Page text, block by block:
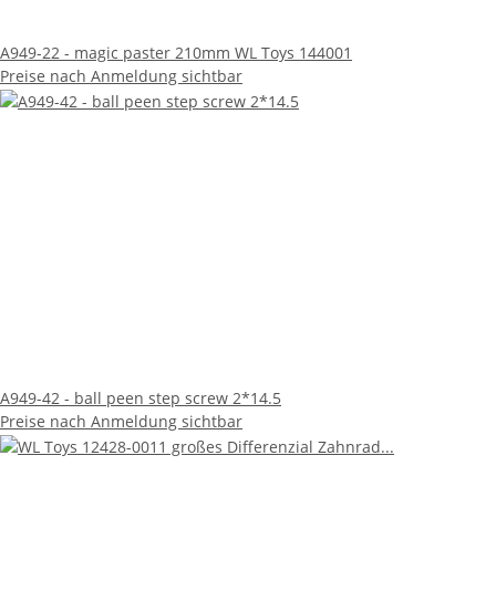
A949-22 - magic paster 210mm WL Toys 144001
Preise nach Anmeldung sichtbar
A949-42 - ball peen step screw 2*14.5
Preise nach Anmeldung sichtbar